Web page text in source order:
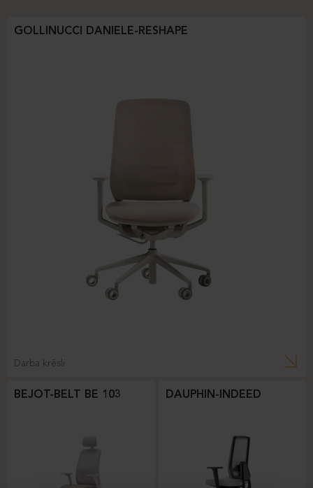
GOLLINUCCI DANIELE-RESHAPE
Darba krēsli
BEJOT-BELT BE 103 DAUPHIN-INDEED